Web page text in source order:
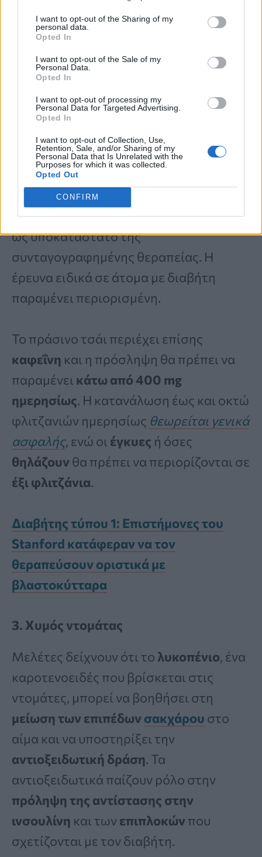
I want to opt-out of the Sharing of my
personal data.
Opted In
I want to opt-out of the Sale of my
Personal Data.
Opted In
I want to opt-out of processing my
Personal Data for Targeted Advertising.
Opted In
I want to opt-out of Collection, Use,
Retention, Sale, and/or Sharing of my
Personal Data that Is Unrelated with the
Purposes for which it was collected.
Opted Out
CONFIRM
φυτικές ενώσεις που μπορεί να
ινσουλίνη. Η ινσουλίνη είναι μια ορμόνη
που παράγεται από το
ρυθμίζει τα επίπεδα γλυκόζης
στο αίμα.
κατεχίνεςμπορεί να υποστηρίξουν τη
διαχείριση του σακχάρου, αλλά θα
πρέπει να χρησιμοποιούνται μόνο ως
συμπληρωματική προσέγγισηκαι όχι
ως υποκατάστατο της
συνταγογραφημένης θεραπείας. Η
έρευνα ειδικά σε άτομα με διαβήτη
παραμένει περιορισμένη.
Το πράσινο τσάι περιέχει επίσης
καφεΐνη και η πρόσληψη θα πρέπει να
παραμένει κάτω από 400 mg
ημερησίως. Η κατανάλωση έως και οκτώ
φλιτζανιών ημερησίως θεωρείται γενικά
ασφαλής, ενώ οι έγκυες ή όσες
θηλάζουν θα πρέπει να περιορίζονται σε
έξι φλιτζάνια.
Διαβήτης τύπου 1: Επιστήμονες του
Stanford κατάφεραν να τον
θεραπεύσουν οριστικά με
βλαστοκύτταρα
3. Χυμός ντομάτας
Μελέτες δείχνουν ότι το λυκοπένιο, ένα
καροτενοειδές που βρίσκεται στις
ντομάτες, μπορεί να βοηθήσει στη
μείωση των επιπέδων σακχάρου στο
αίμα και να υποστηρίξει την
αντιοξειδωτική δράση. Τα
αντιοξειδωτικά παίζουν ρόλο στην
πρόληψη της αντίστασης στην
ινσουλίνη και των επιπλοκών που
σχετίζονται με τον διαβήτη.